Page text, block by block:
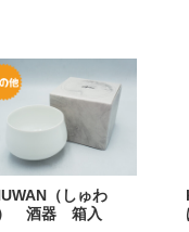
（しゅわ
酒器 箱入